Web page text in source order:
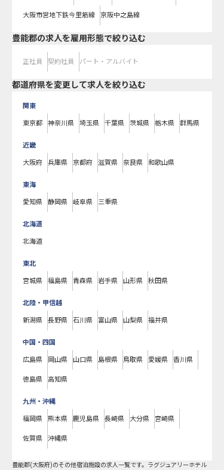
大阪市営地下鉄今里筋線 京阪中之島線
豊能郡の求人を雇用形態で絞り込む
正社員 契約社員 パート・アルバイト
都道府県を変更して求人を絞り込む
関東
東京都 神奈川県 埼玉県 千葉県 茨城県 栃木県 群馬県
近畿
大阪府 兵庫県 京都府 滋賀県 奈良県 和歌山県
東海
愛知県 静岡県 岐阜県 三重県
北海道
北海道
東北
宮城県 福島県 青森県 岩手県 山形県 秋田県
北陸・甲信越
新潟県 長野県 石川県 富山県 山梨県 福井県
中国・四国
広島県 岡山県 山口県 島根県 鳥取県 愛媛県 香川県
徳島県 高知県
九州・沖縄
福岡県 熊本県 鹿児島県 長崎県 大分県 宮崎県
佐賀県 沖縄県
豊能郡(大阪府)のその他宿泊施設の求人一覧です。ラグジュアリーホテル